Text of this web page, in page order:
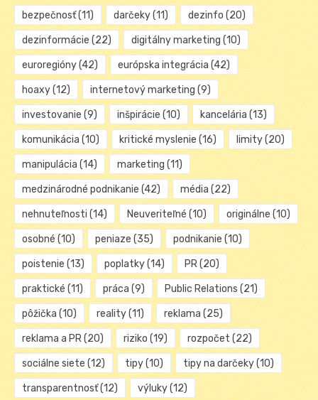
bezpečnosť(11) darčeky(11) dezinfo (20)
dezinformácie (22) digitálny marketing (10)
euroregióny(42) európska integrácia (42)
hoaxy(12) internetový marketing (9)
investovanie (9) inšpirácie (10) kancelária (13)
komunikácia (10) kritické myslenie (16) limity(20)
manipulácia (14) marketing (11)
medzinárodné podnikanie (42) média (22)
nehnuteľnosti (14) Neuveriteľné (10) originálne (10)
osobné (10) peniaze (35) podnikanie (10)
poistenie (13) poplatky(14) PR(20)
praktické (11) práca (9) Public Relations (21)
pôžička (10) reality(11) reklama (25)
reklama a PR(20) riziko (19) rozpočet (22)
sociálne siete (12) tipy(10) tipy na darčeky(10)
transparentnosť(12) výluky(12)